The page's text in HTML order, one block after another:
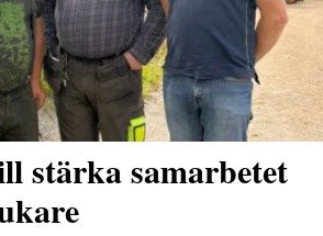
stärka samarbetet